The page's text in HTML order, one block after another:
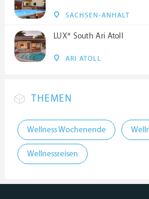
SACHSEN-ANHALT
LUX* South Ari Atoll
ARI ATOLL
THEMEN
Wellness Wochenende
Wellnessreisen